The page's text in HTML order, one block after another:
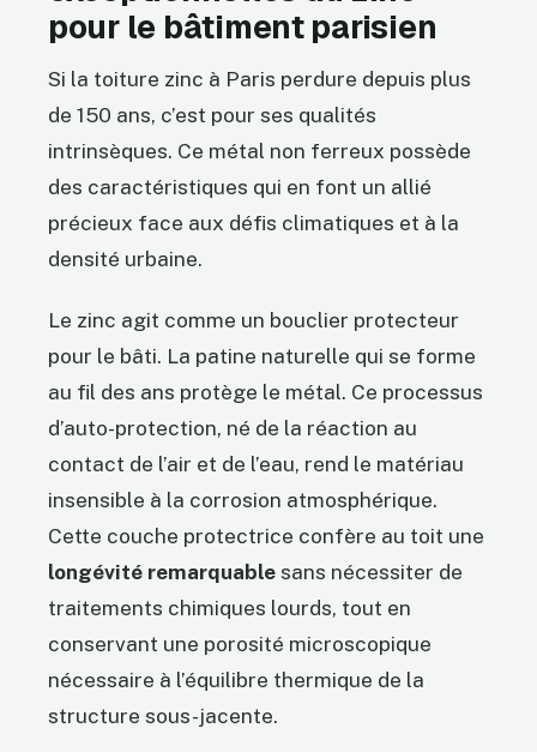
pour le bâtiment parisien
Si la toiture zinc à Paris perdure depuis plus
de 150 ans, c’est pour ses qualités
intrinsèques. Ce métal non ferreux possède
des caractéristiques qui en font un allié
précieux face aux défis climatiques et à la
densité urbaine.
Le zinc agit comme un bouclier protecteur
pour le bâti. La patine naturelle qui se forme
au fil des ans protège le métal. Ce processus
d’auto-protection, né de la réaction au
contact de l’air et de l’eau, rend le matériau
insensible à la corrosion atmosphérique.
Cette couche protectrice confère au toit une
longévité remarquable sans nécessiter de
traitements chimiques lourds, tout en
conservant une porosité microscopique
nécessaire à l’équilibre thermique de la
structure sous-jacente.